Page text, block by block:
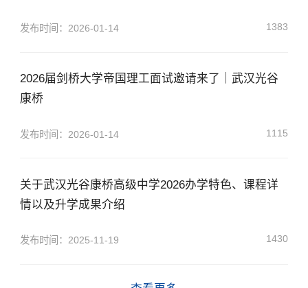
1383
发布时间：2026-01-14
2026届剑桥大学帝国理工面试邀请来了｜武汉光谷
康桥
1115
发布时间：2026-01-14
关于武汉光谷康桥高级中学2026办学特色、课程详
情以及升学成果介绍
1430
发布时间：2025-11-19